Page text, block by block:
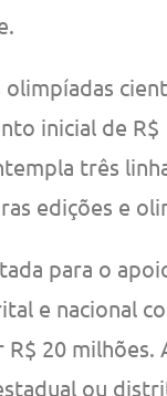
olimpíadas
inicial de
três
edições e
para o
e nacional
R$ 20
ou